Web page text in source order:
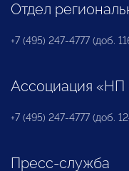
Отдел
+7 (495) 247-4777 (доб.
Ассоциация
+7 (495) 247-4777 (доб.
Пресс-служба